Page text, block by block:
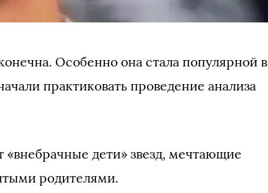
Особенно она стала популярной в
практиковать проведение анализа
дети» звезд, мечтающие
родителями.